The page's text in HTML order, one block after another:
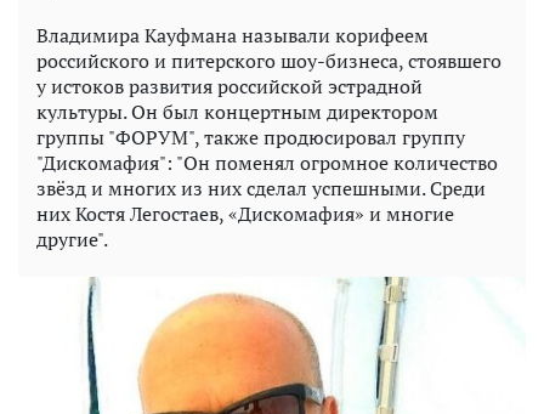
Владимира Кауфмана называли корифеем
российского и питерского шоу-бизнеса, стоявшего
у истоков развития российской эстрадной
культуры. Он был концертным директором
группы "ФОРУМ", также продюсировал группу
"Дискомафия": "Он поменял огромное количество
звёзд и многих из них сделал успешными. Среди
них Костя Легостаев, «Дискомафия» и многие
другие".